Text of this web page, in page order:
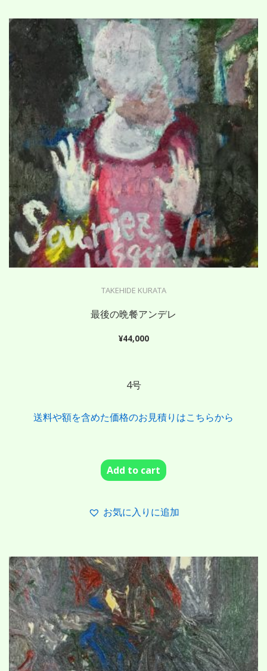
TAKEHIDE KURATA
最後の晩餐アンデレ
¥44,000
4号
送料や額を含めた価格のお見積りはこちらから
Add to cart
お気に入りに追加